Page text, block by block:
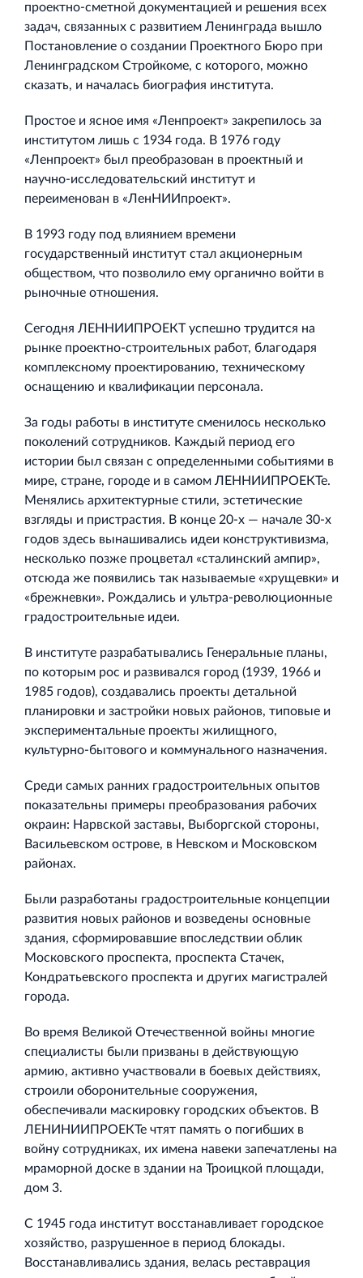
проектно-сметной документацией и решения всех
задач, связанных с развитием Ленинграда вышло
Постановление о создании Проектного Бюро при
Ленинградском Стройкоме, с которого, можно
сказать, и началась биография института.
Простое и ясное имя «Ленпроект» закрепилось за
институтом лишь с 1934 года. В 1976 году
«Ленпроект» был преобразован в проектный и
научно-исследовательский институт и
переименован в «ЛенНИИпроект».
В 1993 году под влиянием времени
государственный институт стал акционерным
обществом, что позволило ему органично войти в
рыночные отношения.
Сегодня ЛЕННИИПРОЕКТ успешно трудится на
рынке проектно-строительных работ, благодаря
комплексному проектированию, техническому
оснащению и квалификации персонала.
За годы работы в институте сменилось несколько
поколений сотрудников. Каждый период его
истории был связан с определенными событиями в
мире, стране, городе и в самом ЛЕННИИПРОЕКТе.
Менялись архитектурные стили, эстетические
взгляды и пристрастия. В конце 20-х — начале 30-х
годов здесь вынашивались идеи конструктивизма,
несколько позже процветал «сталинский ампир»,
отсюда же появились так называемые «хрущевки» и
«брежневки». Рождались и ультра-революционные
градостроительные идеи.
В институте разрабатывались Генеральные планы,
по которым рос и развивался город (1939, 1966 и
1985 годов), создавались проекты детальной
планировки и застройки новых районов, типовые и
экспериментальные проекты жилищного,
культурно-бытового и коммунального назначения.
Среди самых ранних градостроительных опытов
показательны примеры преобразования рабочих
окраин: Нарвской заставы, Выборгской стороны,
Васильевском острове, в Невском и Московском
районах.
Были разработаны градостроительные концепции
развития новых районов и возведены основные
здания, сформировавшие впоследствии облик
Московского проспекта, проспекта Стачек,
Кондратьевского проспекта и других магистралей
города.
Во время Великой Отечественной войны многие
специалисты были призваны в действующую
армию, активно участвовали в боевых действиях,
строили оборонительные сооружения,
обеспечивали маскировку городских объектов. В
ЛЕНИНИИПРОЕКТе чтят память о погибших в
войну сотрудниках, их имена навеки запечатлены на
мраморной доске в здании на Троицкой площади,
дом 3.
С 1945 года институт восстанавливает городское
хозяйство, разрушенное в период блокады.
Восстанавливались здания, велась реставрация